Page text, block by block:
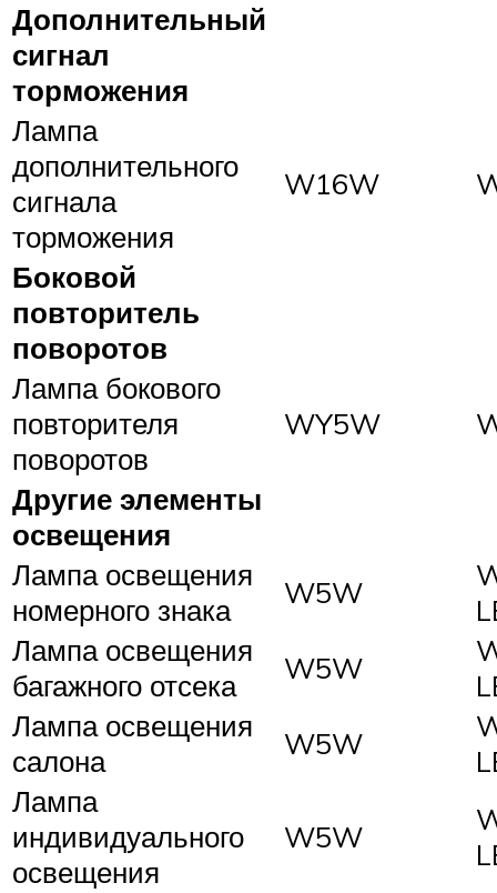
Дополнительный
сигнал
торможения
Лампа
дополнительного
сигнала
торможения
W16W
Боковой
повторитель
поворотов
Лампа бокового
повторителя
поворотов
WY5W
Другие элементы
освещения
Лампа освещения
номерного знака
W5W
Лампа освещения
багажного отсека
W5W
Лампа освещения
салона
W5W
Лампа
индивидуального
освещения
W5W